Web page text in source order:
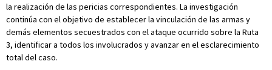
la realización de las pericias correspondientes. La investigación
continúa con el objetivo de establecer la vinculación de las armas y
demás elementos secuestrados con el ataque ocurrido sobre la Ruta
3, identificar a todos los involucrados y avanzar en el esclarecimiento
total del caso.